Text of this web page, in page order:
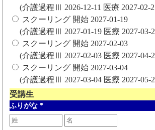
(介護過程Ⅲ 2026-12-11 医療 2027-02-
スクーリング 開始 2027-01-19
(介護過程Ⅲ 2027-01-19 医療 2027-03-
スクーリング 開始 2027-02-03
(介護過程Ⅲ 2027-02-03 医療 2027-04-
スクーリング 開始 2027-03-04
(介護過程Ⅲ 2027-03-04 医療 2027-05-
受講生
ふりがな *